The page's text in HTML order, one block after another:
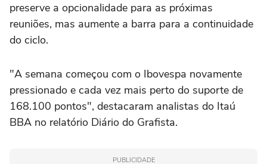
preserve a opcionalidade para ⁠as próximas
reuniões, mas aumente a ⁠barra para a continuidade
do ciclo.
"A semana começou com o Ibovespa novamente
pressionado e cada vez mais perto do suporte de
168.100 pontos", ⁠destacaram analistas do Itaú
BBA no relatório Diário do Grafista.
PUBLICIDADE